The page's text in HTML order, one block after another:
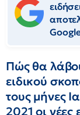
Πώς θα
ειδικού
τους μήνες
2021 οι νέες